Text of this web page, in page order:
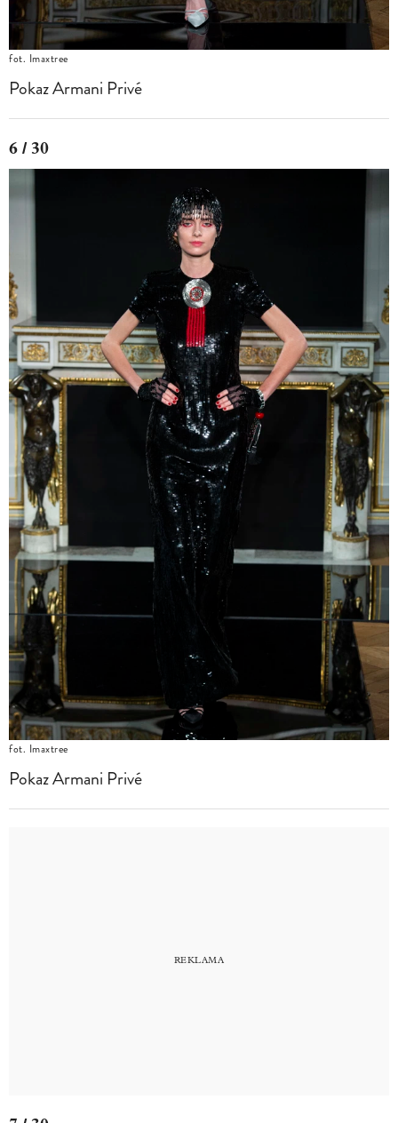
fot. Imaxtree
Pokaz Armani Privé
6 / 30
fot. Imaxtree
Pokaz Armani Privé